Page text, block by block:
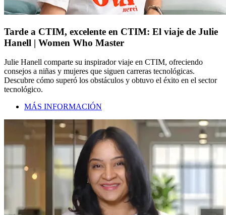
Tarde a CTIM, excelente en CTIM: El viaje de Julie
Hanell | Women Who Master
Julie Hanell comparte su inspirador viaje en CTIM, ofreciendo
consejos a niñas y mujeres que siguen carreras tecnológicas.
Descubre cómo superó los obstáculos y obtuvo el éxito en el sector
tecnológico.
MÁS INFORMACIÓN